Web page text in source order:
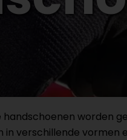
worden
verschillende